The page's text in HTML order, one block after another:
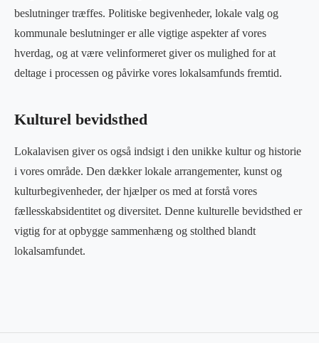
beslutninger træffes. Politiske begivenheder, lokale valg og
kommunale beslutninger er alle vigtige aspekter af vores
hverdag, og at være velinformeret giver os mulighed for at
deltage i processen og påvirke vores lokalsamfunds fremtid.
Kulturel bevidsthed
Lokalavisen giver os også indsigt i den unikke kultur og historie
i vores område. Den dækker lokale arrangementer, kunst og
kulturbegivenheder, der hjælper os med at forstå vores
fællesskabsidentitet og diversitet. Denne kulturelle bevidsthed er
vigtig for at opbygge sammenhæng og stolthed blandt
lokalsamfundet.